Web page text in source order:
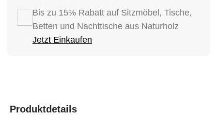
Bis zu 15% Rabatt auf Sitzmöbel, Tische,
Betten und Nachttische aus Naturholz
Jetzt Einkaufen
Produktdetails